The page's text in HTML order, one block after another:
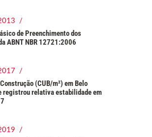
/
de Preenchimento dos
ABNT NBR 12721:2006
/
(CUB/m²) em Belo
registrou relativa estabilidade em
/